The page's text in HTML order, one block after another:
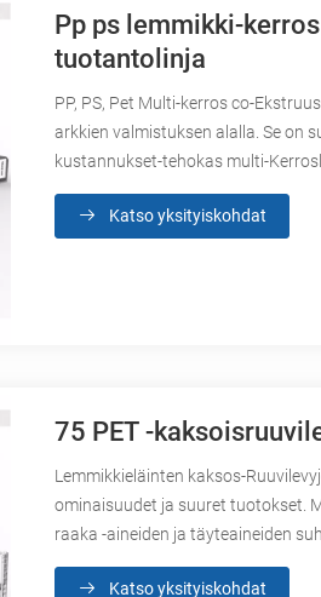
Pp ps lemmikki-
tuotantolinja
PP, PS, Pet Multi-kerros co-
arkkien valmistuksen alalla. Se on
kustannukset-tehokas multi-
Katso yksityiskohdat
75 PET -
Lemmikkieläinten kaksos-
ominaisuudet ja suuret tuotokset.
raaka -aineiden ja täyteaineiden
Katso yksityiskohdat